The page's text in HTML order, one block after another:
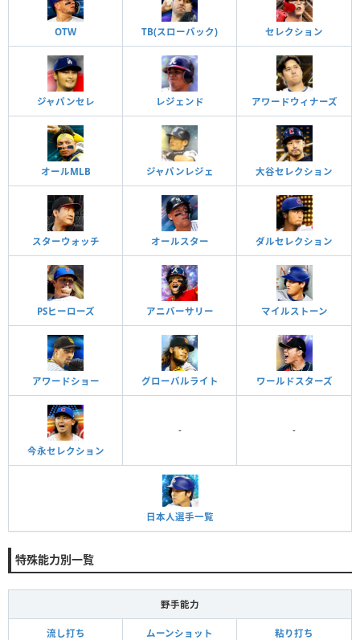
OTW TB(スローバック) セレクション
ジャパンセレ レジェンド アワードウィナーズ
オールMLB ジャパンレジェ 大谷セレクション
スターウォッチ オールスター ダルセレクション
PSヒーローズ アニバーサリー マイルストーン
アワードショー グローバルライト ワールドスターズ
今永セレクション
- -
日本人選手一覧
特殊能力別一覧
野手能力
流し打ち ムーンショット 粘り打ち